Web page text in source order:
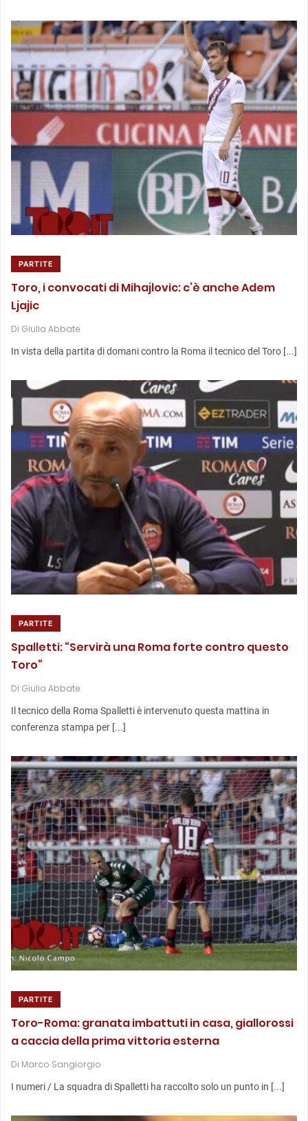
PARTITE
Toro, i convocati di Mihajlovic: c’è anche Adem
Ljajic
Di Giulia Abbate
In vista della partita di domani contro la Roma il tecnico del Toro [...]
PARTITE
Spalletti: “Servirà una Roma forte contro questo
Toro”
Di Giulia Abbate
Il tecnico della Roma Spalletti è intervenuto questa mattina in
conferenza stampa per [...]
PARTITE
Toro-Roma: granata imbattuti in casa, giallorossi
a caccia della prima vittoria esterna
Di Marco Sangiorgio
I numeri / La squadra di Spalletti ha raccolto solo un punto in [...]